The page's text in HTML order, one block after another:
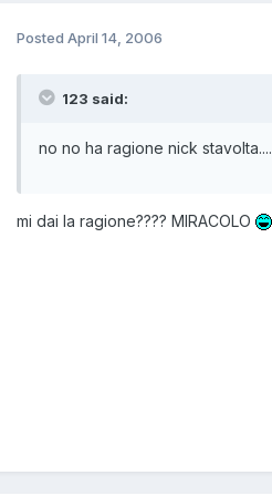
Posted April 14, 2006
123 said:
no no ha ragione nick
mi dai la ragione???? MIRACOLO